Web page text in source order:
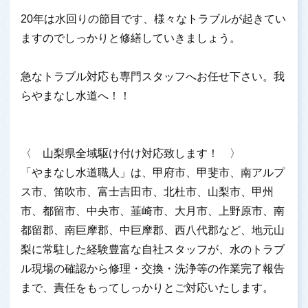
20年は水回りの節目です、様々なトラブルが起きてい
ますのでしっかりと修繕していきましょう。
急なトラブル対応も専門スタッフへお任せ下さい。我
らやまなし水道へ！！
〈 山梨県全域駆け付け対応致します！ 〉
「やまなし水道職人」は、甲府市、甲斐市、南アルプ
ス市、笛吹市、富士吉田市、北杜市、山梨市、甲州
市、都留市、中央市、韮崎市、大月市、上野原市、南
都留郡、南巨摩郡、中巨摩郡、西八代郡など、地元山
梨に常駐した経験豊富な自社スタッフが、水のトラブ
ル現場の確認から修理・交換・洗浄等の作業完了報告
まで、責任をもってしっかりとご対応いたします。